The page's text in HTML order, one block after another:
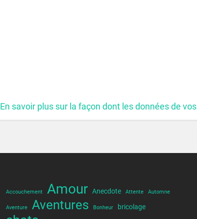
En savoir plus sur la façon dont les données de vos
Accouchement Amour Anecdote Attente Automne
Aventure Aventures Bonheur bricolage